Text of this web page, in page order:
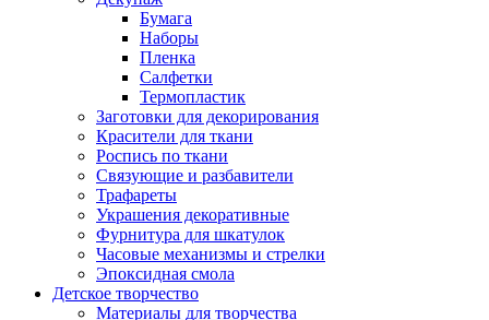
Бумага
Наборы
Пленка
Салфетки
Термопластик
Заготовки для декорирования
Красители для ткани
Роспись по ткани
Связующие и разбавители
Трафареты
Украшения декоративные
Фурнитура для шкатулок
Часовые механизмы и стрелки
Эпоксидная смола
Детское творчество
Материалы для творчества